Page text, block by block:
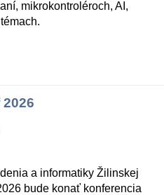
mikrokontroléroch, AI,
a informatiky Žilinskej
bude konať konferencia